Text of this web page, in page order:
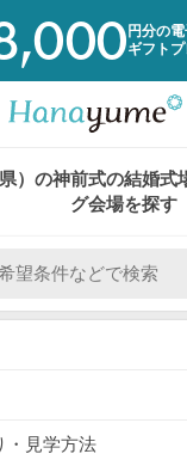
円分の
ギフト
）の神前式の結婚式
グ会場を探す
・見学方法